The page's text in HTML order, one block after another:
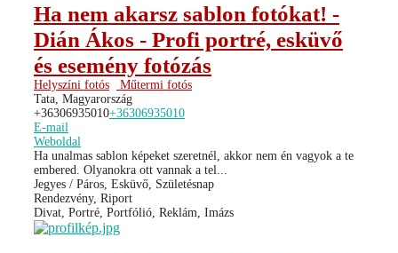
Ha nem akarsz sablon fotókat! -
Dián Ákos - Profi portré, esküvő
és esemény fotózás
Helyszíni fotós
Műtermi fotós
Tata, Magyarország
+36306935010+36306935010
E-mail
Weboldal
Ha unalmas sablon képeket szeretnél, akkor nem én vagyok a te
embered. Olyanokra ott vannak a tel...
Jegyes / Páros, Esküvő, Születésnap
Rendezvény, Riport
Divat, Portré, Portfólió, Reklám, Imázs